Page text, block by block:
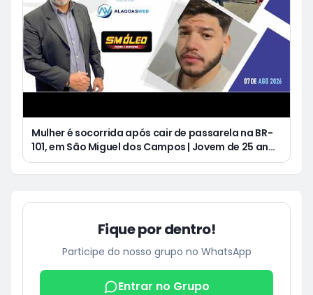
Mulher é socorrida após cair de passarela na BR-
101, em São Miguel dos Campos | Jovem de 25 anos
morre após acidente de moto no Distrito
Fique por dentro!
Participe do nosso grupo no WhatsApp
Entrar no Grupo